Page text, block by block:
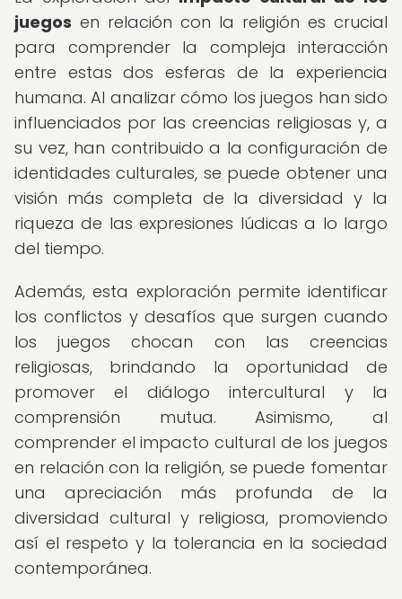
juegos en relación con la religión es crucial
para comprender la compleja interacción
entre estas dos esferas de la experiencia
humana. Al analizar cómo los juegos han sido
influenciados por las creencias religiosas y, a
su vez, han contribuido a la configuración de
identidades culturales, se puede obtener una
visión más completa de la diversidad y la
riqueza de las expresiones lúdicas a lo largo
del tiempo.
Además, esta exploración permite identificar
los conflictos y desafíos que surgen cuando
los juegos chocan con las creencias
religiosas, brindando la oportunidad de
promover el diálogo intercultural y la
comprensión mutua. Asimismo, al
comprender el impacto cultural de los juegos
en relación con la religión, se puede fomentar
una apreciación más profunda de la
diversidad cultural y religiosa, promoviendo
así el respeto y la tolerancia en la sociedad
contemporánea.